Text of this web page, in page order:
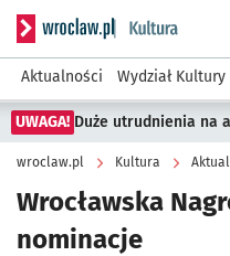
Serwis informacyjny
Aktualności Wydział Kultury
UWAGA! Duże utrudnienia na
wroclaw.pl Kultura
Wrocławska
nominacje